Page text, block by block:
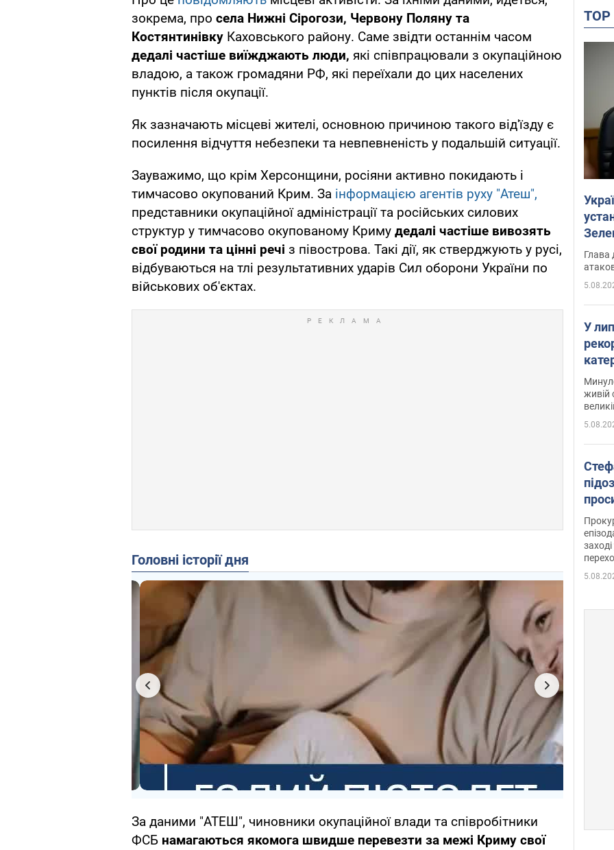
зокрема, про села Нижні Сірогози, Червону Поляну та
Костянтинівку Каховського району. Саме звідти останнім часом
дедалі частіше виїжджають люди, які співпрацювали з окупаційною
владою, а також громадяни РФ, які переїхали до цих населених
пунктів після окупації.
Як зазначають місцеві жителі, основною причиною такого від'їзду є
посилення відчуття небезпеки та невпевненість у подальшій ситуації.
Зауважимо, що крім Херсонщини, росіяни активно покидають і
тимчасово окупований Крим. За інформацією агентів руху "Атеш",
представники окупаційної адміністрації та російських силових
структур у тимчасово окупованому Криму дедалі частіше вивозять
свої родини та цінні речі з півострова. Такі дії, як стверджують у русі,
відбуваються на тлі результативних ударів Сил оборони України по
військових об'єктах.
Головні історії дня
За даними "АТЕШ", чиновники окупаційної влади та співробітники
ФСБ намагаються якомога швидше перевезти за межі Криму свої
Глава
У
живій